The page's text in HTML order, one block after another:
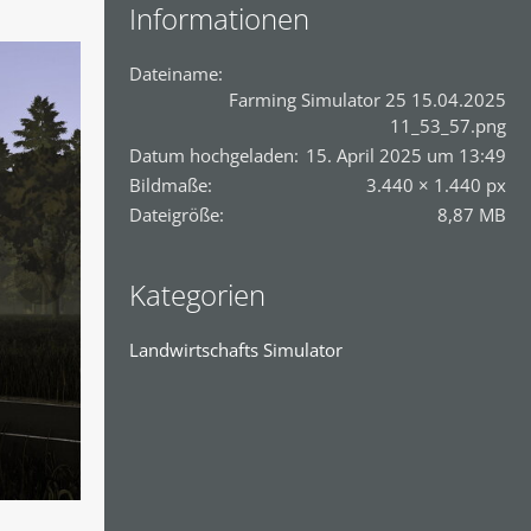
Informationen
Dateiname
Farming Simulator 25 15.04.2025
11_53_57.png
Datum hochgeladen 15. April 2025 um 13:49
Bildmaße
3.440 × 1.440 px
Dateigröße
8,87 MB
Kategorien
Landwirtschafts Simulator